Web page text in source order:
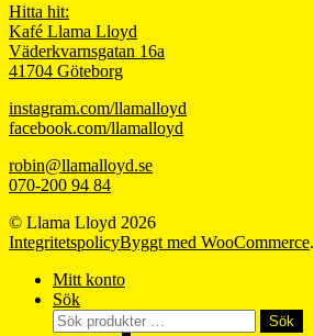
Hitta hit:
Kafé Llama Lloyd
Väderkvarnsgatan 16a
41704 Göteborg
instagram.com/llamalloyd
facebook.com/llamalloyd
robin@llamalloyd.se
070-200 94 84
© Llama Lloyd 2026
IntegritetspolicyByggt med WooCommerce.
Mitt konto
Sök
Sök
Sök